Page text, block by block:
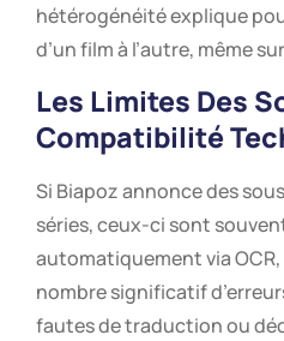
hétérogénéité explique
d’un film à l’autre, même
Les Limites Des
Compatibilité
Si Biapoz annonce des
séries, ceux-ci sont
automatiquement via
nombre significatif
fautes de traduction ou